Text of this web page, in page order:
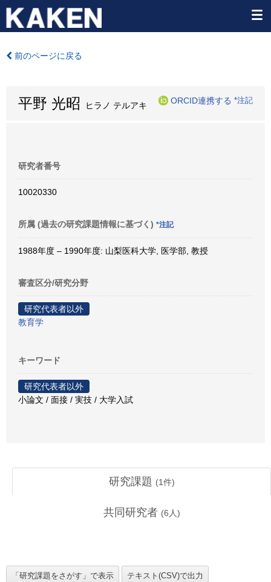
前のページに戻る
平野 光昭 ヒラノ テルアキ
ORCID連携する *注記
研究者番号
10020330
所属 (過去の研究課題情報に基づく) *注記
1988年度 – 1990年度: 山梨医科大学, 医学部, 教授
審査区分/研究分野
研究代表者以外
教育学
キーワード
研究代表者以外
小論文 / 面接 / 実技 / 大学入試
研究課題 (1件)
共同研究者 (6 人)